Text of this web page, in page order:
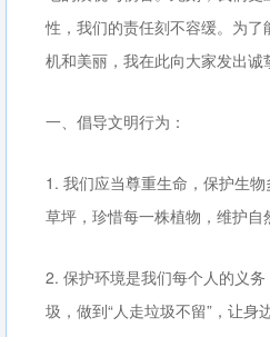
性，我们的责任刻不容缓。为
机和美丽，我在此向大家发出诚
一、倡导文明行为：
1. 我们应当尊重生命，保护生
草坪，珍惜每一株植物，维护自
2. 保护环境是我们每个人的义
圾，做到“人走垃圾不留”，让身